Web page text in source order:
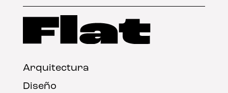
Arquitectura
Diseño